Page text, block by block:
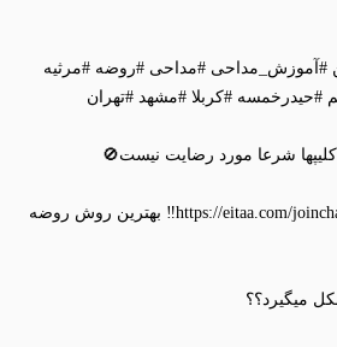
#آموزش_مداحی #مداحی #روضه #مرثیه
#حیدرخمسه #کربلا #مشهد #تهران
شرعا مورد رضایت نیست🚫
https://eitaa.com/joinchat/2086010880Cfe957a58a0‼️ بهترین روش روضه
میگیرد؟؟